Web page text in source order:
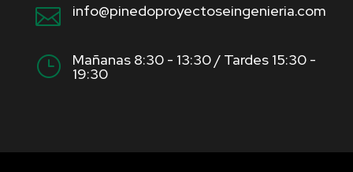
 info@pinedoproyectoseingenieria.com
} Mañanas 8:30 - 13:30 / Tardes 15:30 -
19:30